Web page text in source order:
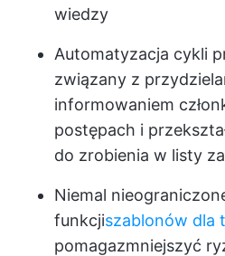
wiedzy
Automatyzacja cykli
związany z
informowaniem
postępach i
do zrobienia w listy
Niemal
funkcjiszablonów dla
pomagazmniejszyć